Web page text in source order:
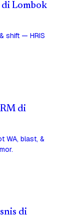
di Lombok
shift — HRIS
di
WA, blast, &
di